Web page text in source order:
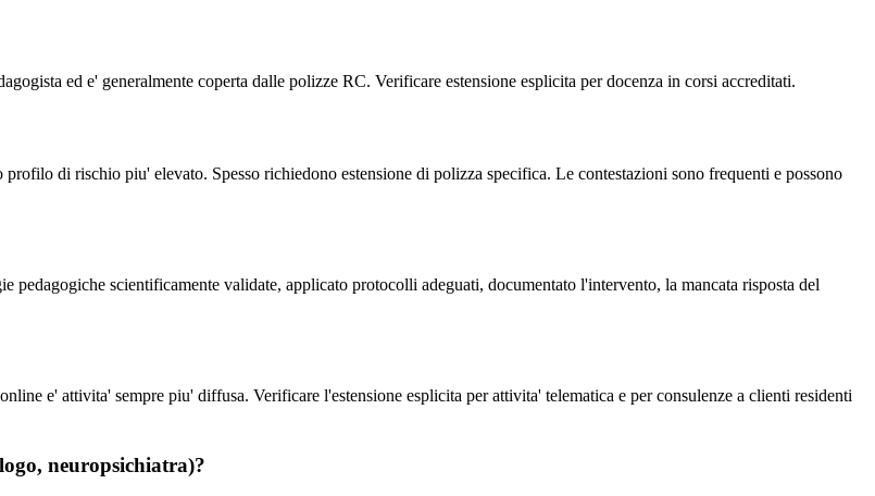
ed e' generalmente coperta dalle polizze RC. Verificare estensione esplicita per docenza in corsi accreditati.
di rischio piu' elevato. Spesso richiedono estensione di polizza specifica. Le contestazioni sono frequenti e possono
scientificamente validate, applicato protocolli adeguati, documentato l'intervento, la mancata risposta del
e' attivita' sempre piu' diffusa. Verificare l'estensione esplicita per attivita' telematica e per consulenze a clienti residenti
neuropsichiatra)?